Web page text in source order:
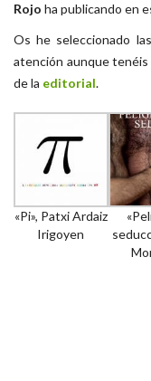
Rojo ha publicando en
Os he seleccionado
atención aunque tenéis
de la editorial.
«Pi», Patxi Ardaiz
Irigoyen